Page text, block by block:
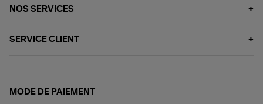
NOS SERVICES
SERVICE CLIENT
MODE DE PAIEMENT